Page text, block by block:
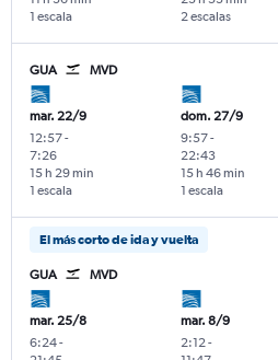
1 escala 2 escalas
GUA MVD
mar. 22/9
12:57-
7:26
1 escala
15 h 29 min
dom. 27/9
9:57-
22:43
1 escala
15 h 46 min
El más corto de ida y vuelta
GUA MVD
mar. 25/8
6:24-
mar. 8/9
2:12-